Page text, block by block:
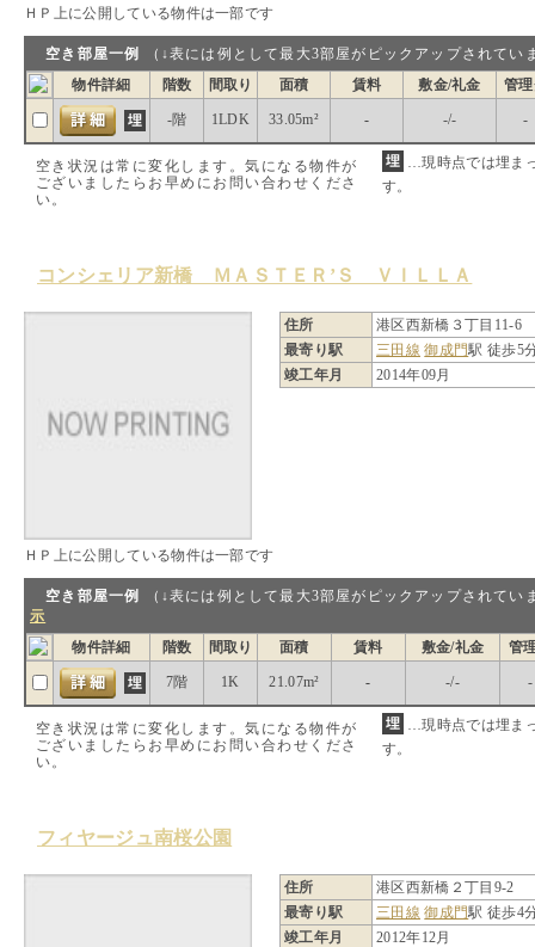
ＨＰ上に公開している物件は一部です
空き部屋一例
（↓表には例として最大3部屋がピックアップされ
物件詳細
階数 間取り 面積 賃料 敷金/礼金 管
-階 1LDK 33.05m² - -/- -
空き状況は常に変化します。気になる物件が
ございましたらお早めにお問い合わせくださ
い。
…現時点では埋ま
す。
コンシェリア新橋 ＭＡＳＴＥＲ’Ｓ ＶＩＬＬＡ
住所
港区西新橋３丁目11-6
最寄り駅
三田線 御成門駅 徒歩5
竣工年月
2014年09月
ＨＰ上に公開している物件は一部です
空き部屋一例
（↓表には例として最大3部屋がピックアップされ
示
物件詳細
階数 間取り 面積 賃料 敷金/礼金 管
7階 1K 21.07m² - -/- -
空き状況は常に変化します。気になる物件が
ございましたらお早めにお問い合わせくださ
い。
…現時点では埋ま
す。
フィヤージュ南桜公園
住所
港区西新橋２丁目9-2
最寄り駅
三田線 御成門駅 徒歩4
竣工年月
2012年12月